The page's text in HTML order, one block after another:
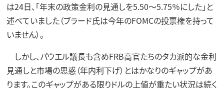
は24日、「年末の政策金利の見通しを5.50～5.75％にした」と
述べていました（ブラード氏は今年のFOMCの投票権を持って
いません）。
しかし、パウエル議長も含めFRB高官たちのタカ派的な金利
見通しと市場の思惑（年内利下げ）とはかなりのギャップがあ
ります。このギャップがある限りドルの上値が重たい状況は続く